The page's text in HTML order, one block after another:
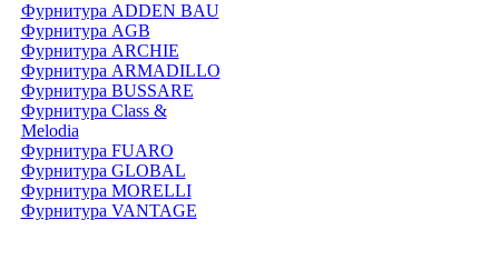
Фурнитура ADDEN BAU
Фурнитура AGB
Фурнитура ARCHIE
Фурнитура ARMADILLO
Фурнитура BUSSARE
Фурнитура Class &
Melodia
Фурнитура FUARO
Фурнитура GLOBAL
Фурнитура MORELLI
Фурнитура VANTAGE